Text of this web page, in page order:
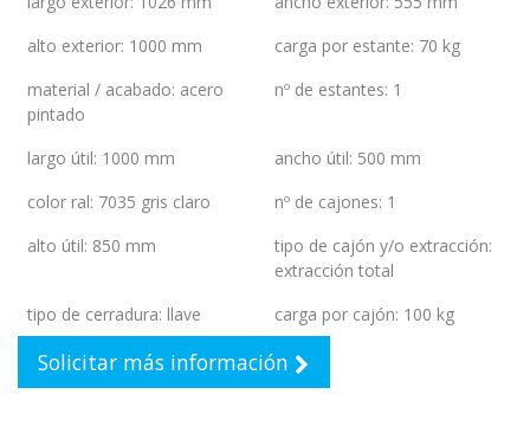
alto exterior: 1000 mm carga por estante: 70 kg
material / acabado: acero
pintado
nº de estantes: 1
largo útil: 1000 mm ancho útil: 500 mm
color ral: 7035 gris claro nº de cajones: 1
alto útil: 850 mm tipo de cajón y/o extracción:
extracción total
tipo de cerradura: llave carga por cajón: 100 kg
Solicitar más información